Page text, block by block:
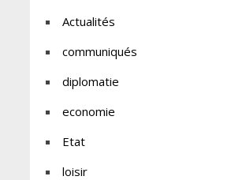
Actualités
communiqués
diplomatie
economie
Etat
loisir